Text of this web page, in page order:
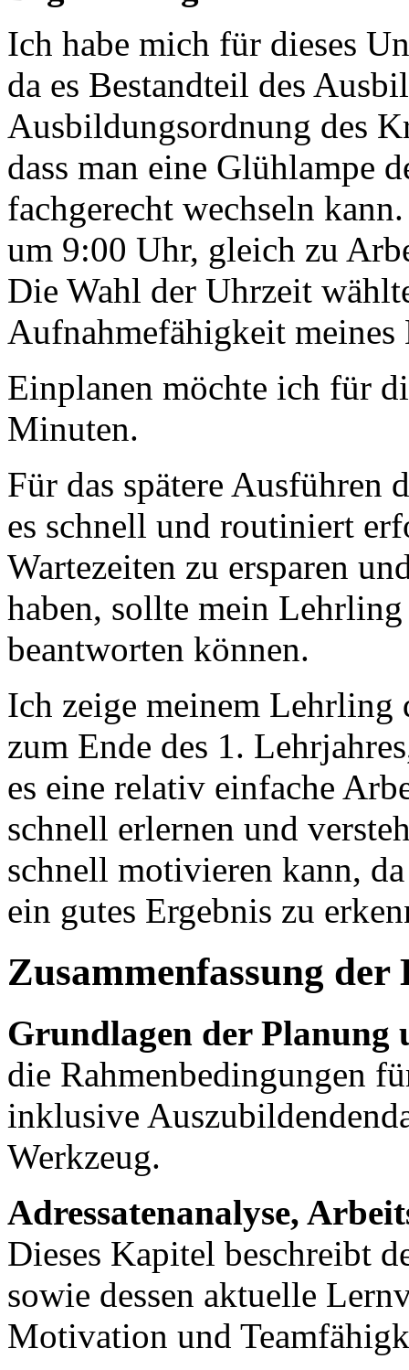
Ich habe mich für dieses
da es Bestandteil des
Ausbildungsordnung des
dass man eine Glühlampe
fachgerecht wechseln
um 9:00 Uhr, gleich zu
Die Wahl der Uhrzeit
Aufnahmefähigkeit
Einplanen möchte ich für
Minuten.
Für das spätere Ausführen
es schnell und routiniert
Wartezeiten zu ersparen
haben, sollte mein
beantworten können.
Ich zeige meinem Lehrling
zum Ende des 1.
es eine relativ einfache
schnell erlernen und
schnell motivieren kann,
ein gutes Ergebnis zu
Zusammenfassung der
Grundlagen der Planung
die Rahmenbedingungen
inklusive
Werkzeug.
Adressatenanalyse,
Dieses Kapitel beschreibt
sowie dessen aktuelle
Motivation und